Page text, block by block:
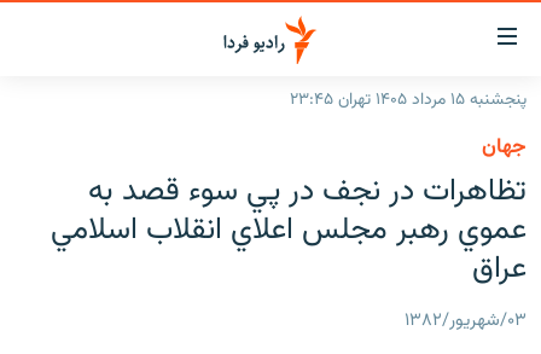
لینک‌های
قابلیت
دسترسی
بازگشت
اصلی
رفتن
صفحه
ایران
رادیو
پنجشنبه ۱۵ مرداد ۱۴۰۵ تهران ۲۳:۴۵
جهان
تظاهرات در نجف در پي سوء قصد به
عموي رهبر مجلس اعلاي انقلاب اسلامي
عراق
۰۳/شهریور/۱۳۸۲